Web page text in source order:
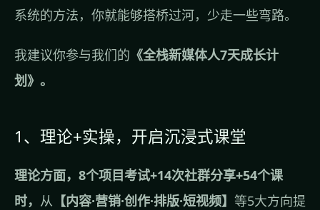
系统的方法，你就能够搭桥过河，少走一些弯路。
我建议你参与我们的 《全栈新媒体人7天成长计
划》。
1、理论+实操，开启沉浸式课堂
理论方面，8个项目考试+14次社群分享+54个课
时， 从 【内容·营销·创作·排版·短视频】 等5大方向提